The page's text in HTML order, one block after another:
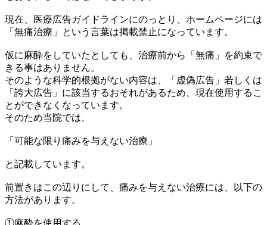
現在、医療広告ガイドラインにのっとり、ホームページには
「無痛治療」という言葉は掲載禁止になっています。
仮に麻酔をしていたとしても、治療前から「無痛」を約束で
きる事はありません。
そのような科学的根拠がない内容は、「虚偽広告」若しくは
「誇大広告」に該当するおそれがあるため、現在使用するこ
とができなくなっています。
そのため当院では、
「可能な限り痛みを与えない治療」
と記載しています。
前置きはこの辺りにして、痛みを与えない治療には、以下の
方法があります。
①麻酔を使用する